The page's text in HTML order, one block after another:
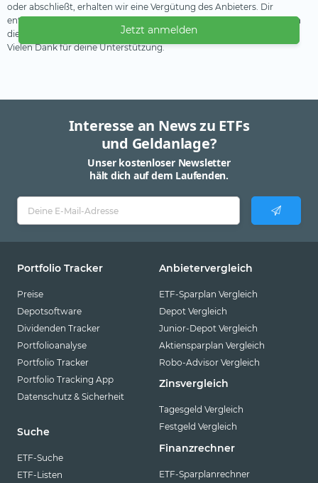
Jetzt anmelden
oder abschließt, erhalten wir eine Vergütung des Anbieters. Dir
entstehen dadurch keine Nachteile oder Mehrkosten. Wir verwenden
diese Einnahmen, um unser kostenfreies Angebot zu finanzieren.
Vielen Dank für deine Unterstützung.
Interesse an News zu ETFs
und Geldanlage?
Unser kostenloser Newsletter
hält dich auf dem Laufenden.
Portfolio Tracker
Preise
Depotsoftware
Dividenden Tracker
Portfolioanalyse
Portfolio Tracker
Portfolio Tracking App
Datenschutz & Sicherheit
Suche
ETF-Suche
ETF-Listen
Anbietervergleich
ETF-Sparplan Vergleich
Depot Vergleich
Junior-Depot Vergleich
Aktiensparplan Vergleich
Robo-Advisor Vergleich
Zinsvergleich
Tagesgeld Vergleich
Festgeld Vergleich
Finanzrechner
ETF-Sparplanrechner